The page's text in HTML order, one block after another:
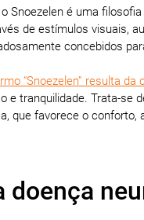
Snoezelen é uma
de estímulos visuais,
concebidos
“Snoezelen” resulta da
e tranquilidade. Trata-se
que favorece o
doença